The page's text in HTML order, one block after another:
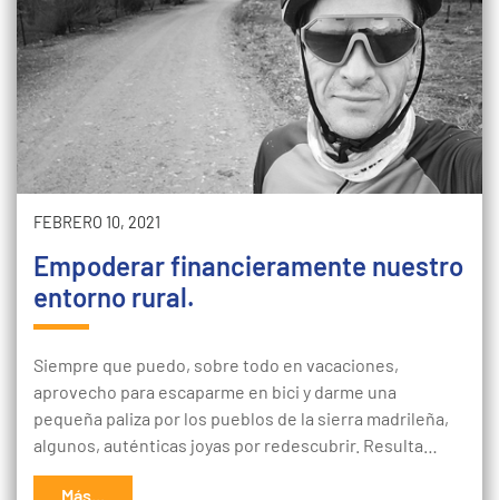
FEBRERO 10, 2021
Empoderar financieramente nuestro
entorno rural.
Siempre que puedo, sobre todo en vacaciones,
aprovecho para escaparme en bici y darme una
pequeña paliza por los pueblos de la sierra madrileña,
algunos, auténticas joyas por redescubrir. Resulta…
Más...